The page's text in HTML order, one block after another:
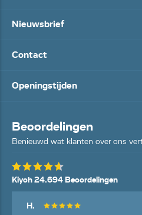
Nieuwsbrief
Contact
Openingstijden
Beoordelingen
Benieuwd wat klanten over ons
Kiyoh 24.694 Beoordelingen
H.